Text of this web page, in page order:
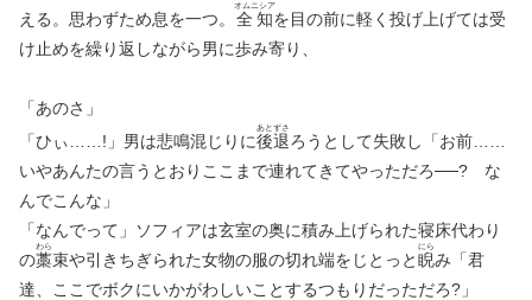
える。思わずため息を一つ。 全知
オムニシア
を目の前に軽く投げ上げては受
け止めを繰り返しながら男に歩み寄り、
「あのさ」
「ひぃ……!」男は悲鳴混じりに後
あと
退
ずさ
ろうとして失敗し「お前……
いやあんたの言うとおりここまで連れてきてやっただろ──? な
んでこんな」
「なんでって」ソフィアは玄室の奥に積み上げられた寝床代わり
の藁
わら
束や引きちぎられた女物の服の切れ端をじとっと睨
にら
み「君
達、ここでボクにいかがわしいことするつもりだっただろ?」